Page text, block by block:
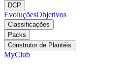
DCP
EvoluçõesObjetivos
Classificações
Packs
Construtor de Plantéis
MyClub